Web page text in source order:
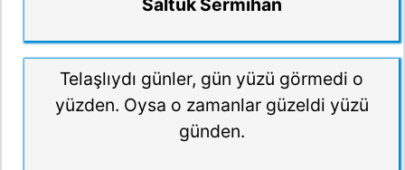
Telaşlıydı günler, gün yüzü görmedi o
yüzden. Oysa o zamanlar güzeldi yüzü
günden.